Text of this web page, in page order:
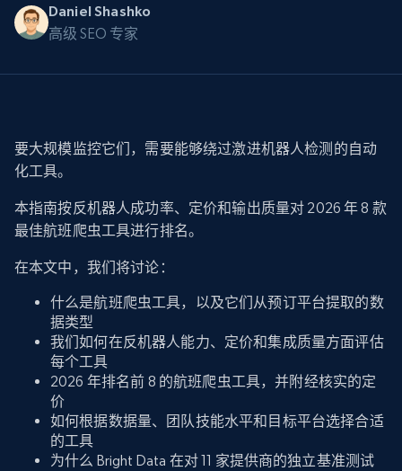
Daniel Shashko
高级 SEO 专家
要大规模监控它们，需要能够绕过激进机器人检测的自动
化工具。
本指南按反机器人成功率、定价和输出质量对 2026 年 8 款
最佳航班爬虫工具进行排名。
在本文中，我们将讨论：
什么是航班爬虫工具，以及它们从预订平台提取的数
据类型
我们如何在反机器人能力、定价和集成质量方面评估
每个工具
2026 年排名前 8 的航班爬虫工具，并附经核实的定
价
如何根据数据量、团队技能水平和目标平台选择合适
的工具
为什么 Bright Data 在对 11 家提供商的独立基准测试